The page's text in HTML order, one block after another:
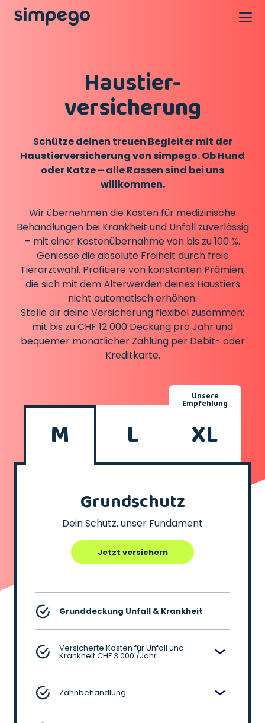
Haustier-
versicherung
Schütze deinen treuen Begleiter mit der
Haustierversicherung von simpego. Ob Hund
oder Katze – alle Rassen sind bei uns
willkommen.
Wir übernehmen die Kosten für medizinische
Behandlungen bei Krankheit und Unfall zuverlässig
– mit einer Kostenübernahme von bis zu 100 %.
Geniesse die absolute Freiheit durch freie
Tierarztwahl. Profitiere von konstanten Prämien,
die sich mit dem Älterwerden deines Haustiers
nicht automatisch erhöhen.
Stelle dir deine Versicherung flexibel zusammen:
mit bis zu CHF 12 000 Deckung pro Jahr und
bequemer monatlicher Zahlung per Debit- oder
Kreditkarte.
M L XL
Unsere
Empfehlung
Grundschutz
Dein Schutz, unser Fundament
Jetzt versichern
Grunddeckung Unfall & Krankheit
Versicherte Kosten für Unfall und
Krankheit CHF 3'000 /Jahr
Zahnbehandlung